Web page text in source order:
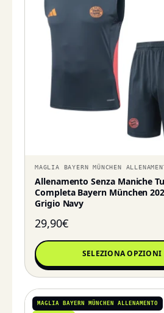
MAGLIA BAYERN MÜNCHEN
Allenamento Senza Maniche
Completa Bayern München
Grigio Navy
29,90€
SELEZIONA OPZIONI
MAGLIA BAYERN MÜNCHEN ALLENAMENTO